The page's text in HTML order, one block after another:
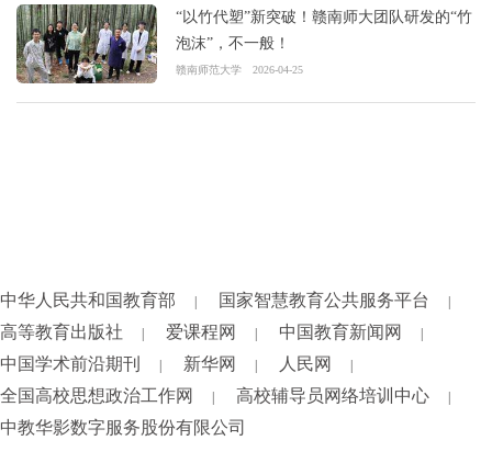
“以竹代塑”新突破！赣南师大团队研发的“竹
泡沫”，不一般！
赣南师范大学 2026-04-25
中华人民共和国教育部 国家智慧教育公共服务平台
高等教育出版社 爱课程网 中国教育新闻网
中国学术前沿期刊 新华网 人民网
全国高校思想政治工作网 高校辅导员网络培训中心
中教华影数字服务股份有限公司